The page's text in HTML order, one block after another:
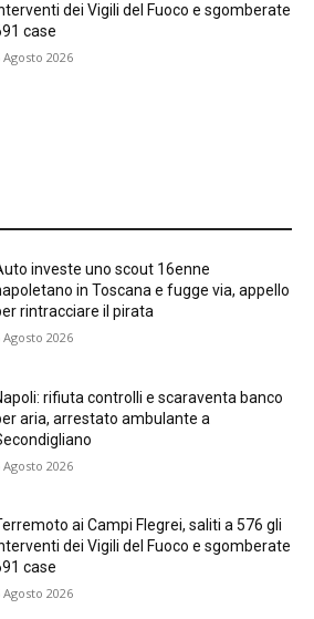
dei Vigili del Fuoco e sgomberate
case
Agosto 2026
investe uno scout 16enne
in Toscana e fugge via, appello
rintracciare il pirata
Agosto 2026
rifiuta controlli e scaraventa banco
aria, arrestato ambulante a
Agosto 2026
ai Campi Flegrei, saliti a 576 gli
dei Vigili del Fuoco e sgomberate
case
Agosto 2026